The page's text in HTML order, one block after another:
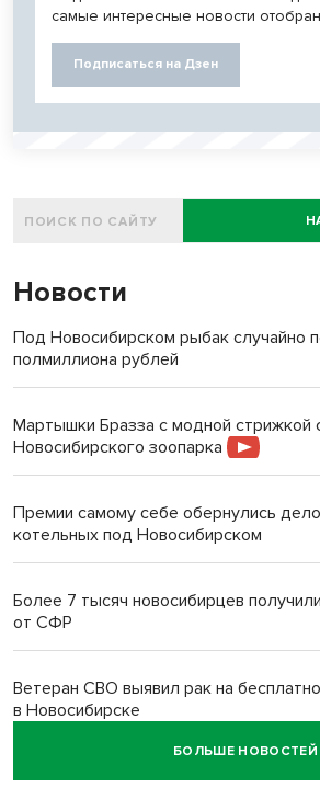
самые интересные новости
Подписаться на Дзен
Новости
Под Новосибирском рыбак случайно
полмиллиона рублей
Мартышки Бразза с модной стрижкой
Новосибирского зоопарка
Премии самому себе обернулись
котельных под Новосибирском
Более 7 тысяч новосибирцев
от СФР
Ветеран СВО выявил рак на
в Новосибирске
В Новосибирске сотрудница склада
БОЛЬШЕ НОВОСТЕЙ